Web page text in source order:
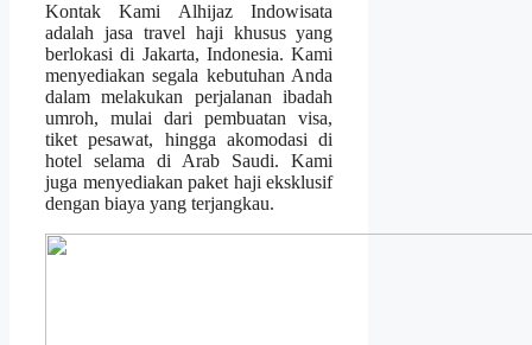
Kontak Kami Alhijaz Indowisata
adalah jasa travel haji khusus yang
berlokasi di Jakarta, Indonesia. Kami
menyediakan segala kebutuhan Anda
dalam melakukan perjalanan ibadah
umroh, mulai dari pembuatan visa,
tiket pesawat, hingga akomodasi di
hotel selama di Arab Saudi. Kami
juga menyediakan paket haji eksklusif
dengan biaya yang terjangkau.